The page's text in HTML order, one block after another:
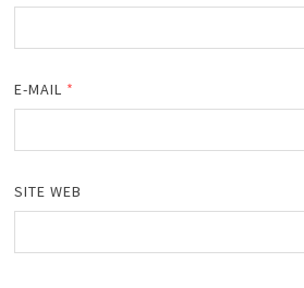
E-MAIL *
SITE WEB